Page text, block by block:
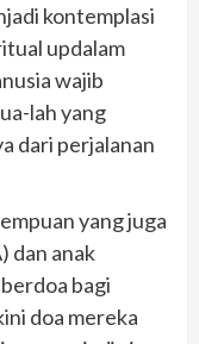
kontemplasi
updalam
wajib
lah yang
dari perjalanan
yang juga
dan anak
bagi
doa mereka